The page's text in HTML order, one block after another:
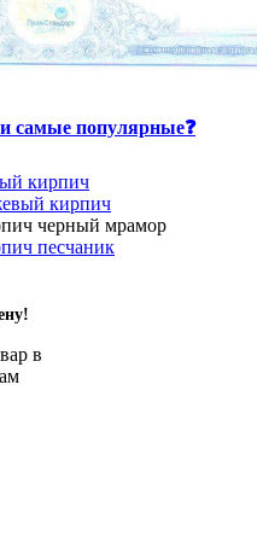
самые популярные❓
кирпич
кирпич
черный мрамор
песчаник
в